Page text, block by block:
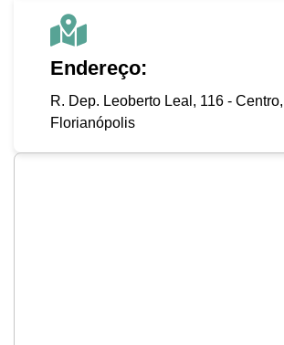
Endereço:
R. Dep. Leoberto Leal, 116 - Centro,
Florianópolis